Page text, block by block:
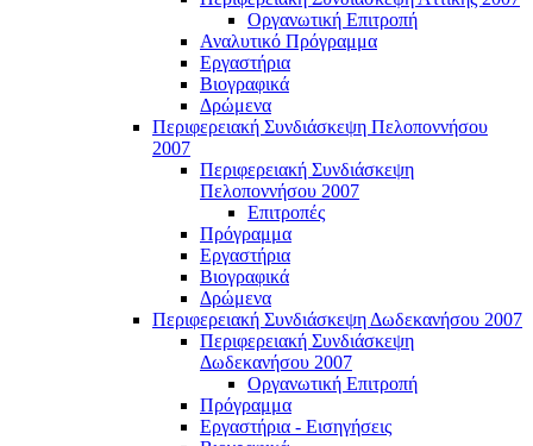
Οργανωτική Επιτροπή
Αναλυτικό Πρόγραμμα
Εργαστήρια
Βιογραφικά
Δρώμενα
Περιφερειακή Συνδιάσκεψη Πελοποννήσου
2007
Περιφερειακή Συνδιάσκεψη
Πελοποννήσου 2007
Επιτροπές
Πρόγραμμα
Εργαστήρια
Βιογραφικά
Δρώμενα
Περιφερειακή Συνδιάσκεψη Δωδεκανήσου 2007
Περιφερειακή Συνδιάσκεψη
Δωδεκανήσου 2007
Οργανωτική Επιτροπή
Πρόγραμμα
Εργαστήρια - Εισηγήσεις